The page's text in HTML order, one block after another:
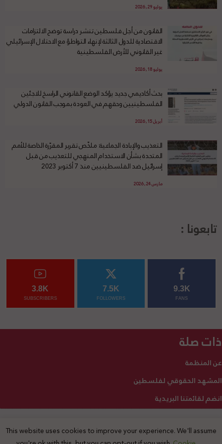
يوليو 29, 2026
القانون من أجل فلسطين تنشر دراسة توضح الالتزامات
الاقتصادية للدول الثالثة لإنهاء التواطؤ مع الاحتلال الإسرائيلي
غير القانوني للأرض الفلسطينية
يوليو 18, 2026
بحث أكاديمي جديد يؤكد الوضع القانوني الراسخ للاجئين
الفلسطينيين وحقهم في العودة بموجب القانون الدولي
أبريل 15, 2026
التعذيب والإبادة الجماعية: ملخّص تقرير المقرّرة الخاصة للأمم
المتحدة بشأن الاستخدام المنهجي للتعذيب من قبل
إسرائيل ضد الفلسطينيين منذ 7 أكتوبر 2023
مارس 24, 2026
تابعونا :
9.3K
FANS
7.5K
FOLLOWERS
3.8K
SUBSCRIBERS
ذات صلة
عن المنظمة
المشهد الحقوقي لفلسطين
انضم لقائمتنا البريدية
2025 © جميع الحقوق محفوظة
This website uses cookies to improve your experience. We'll assume